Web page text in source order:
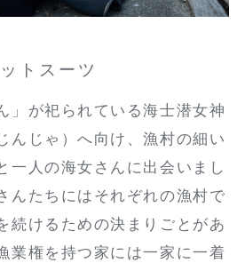
トスーツ
」が祀られている海士潜女神
んじゃ）へ向け、漁村の細い
一人の海女さんに出会いまし
んたちにはそれぞれの漁村で
続けるための決まりごとがあ
業権を持つ家には一家に一着